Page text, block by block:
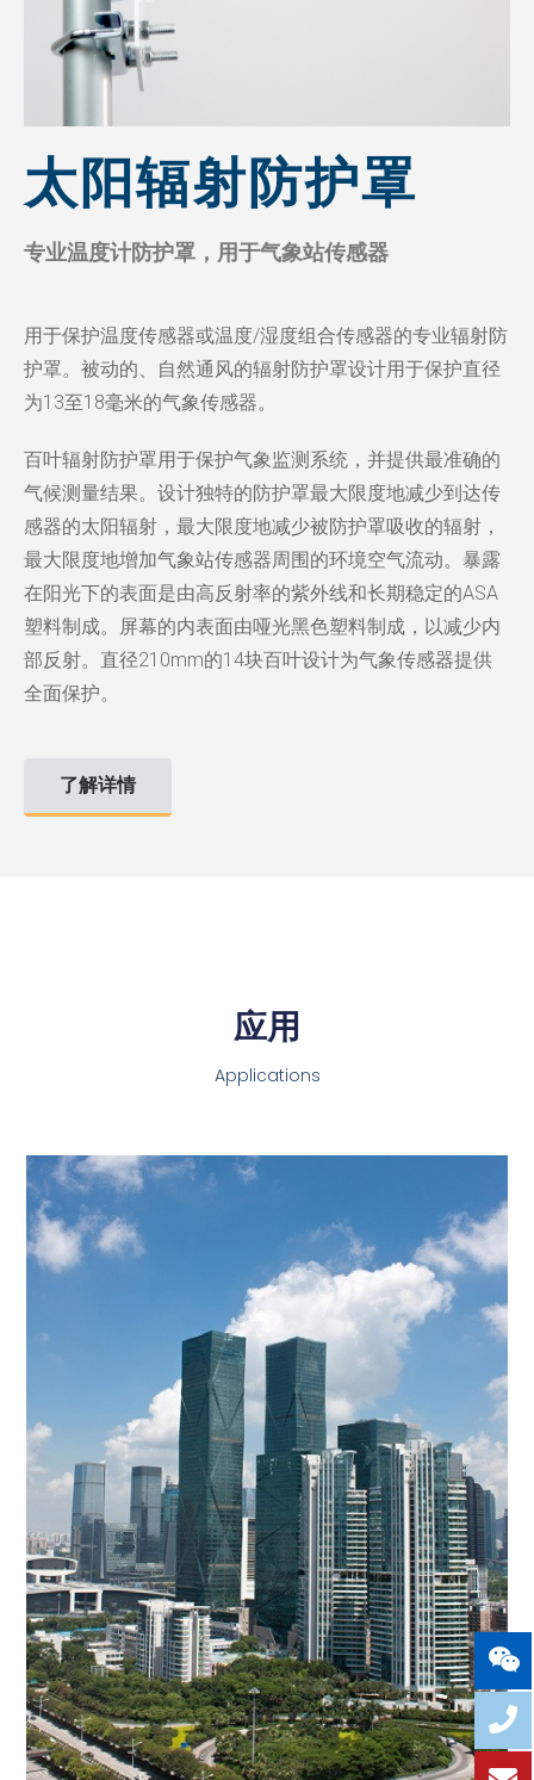
太阳辐射防护罩
专业温度计防护罩，用于气象站传感器
用于保护温度传感器或温度/湿度组合传感器的专业辐射防
护罩。被动的、自然通风的辐射防护罩设计用于保护直径
为13至18毫米的气象传感器。
百叶辐射防护罩用于保护气象监测系统，并提供最准确的
气候测量结果。设计独特的防护罩最大限度地减少到达传
感器的太阳辐射，最大限度地减少被防护罩吸收的辐射，
最大限度地增加气象站传感器周围的环境空气流动。暴露
在阳光下的表面是由高反射率的紫外线和长期稳定的ASA
塑料制成。屏幕的内表面由哑光黑色塑料制成，以减少内
部反射。直径210mm的14块百叶设计为气象传感器提供
全面保护。
了解详情
应用
Applications